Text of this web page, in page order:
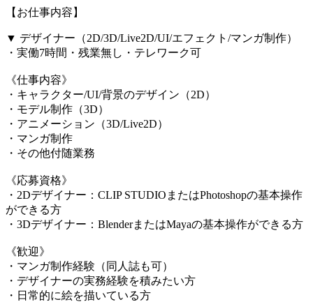
【お仕事内容】
▼ デザイナー（2D/3D/Live2D/UI/エフェクト/マンガ制作）
・実働7時間・残業無し・テレワーク可
《仕事内容》
・キャラクター/UI/背景のデザイン（2D）
・モデル制作（3D）
・アニメーション（3D/Live2D）
・マンガ制作
・その他付随業務
《応募資格》
・2Dデザイナー：CLIP STUDIOまたはPhotoshopの基本操作
ができる方
・3Dデザイナー：BlenderまたはMayaの基本操作ができる方
《歓迎》
・マンガ制作経験（同人誌も可）
・デザイナーの実務経験を積みたい方
・日常的に絵を描いている方